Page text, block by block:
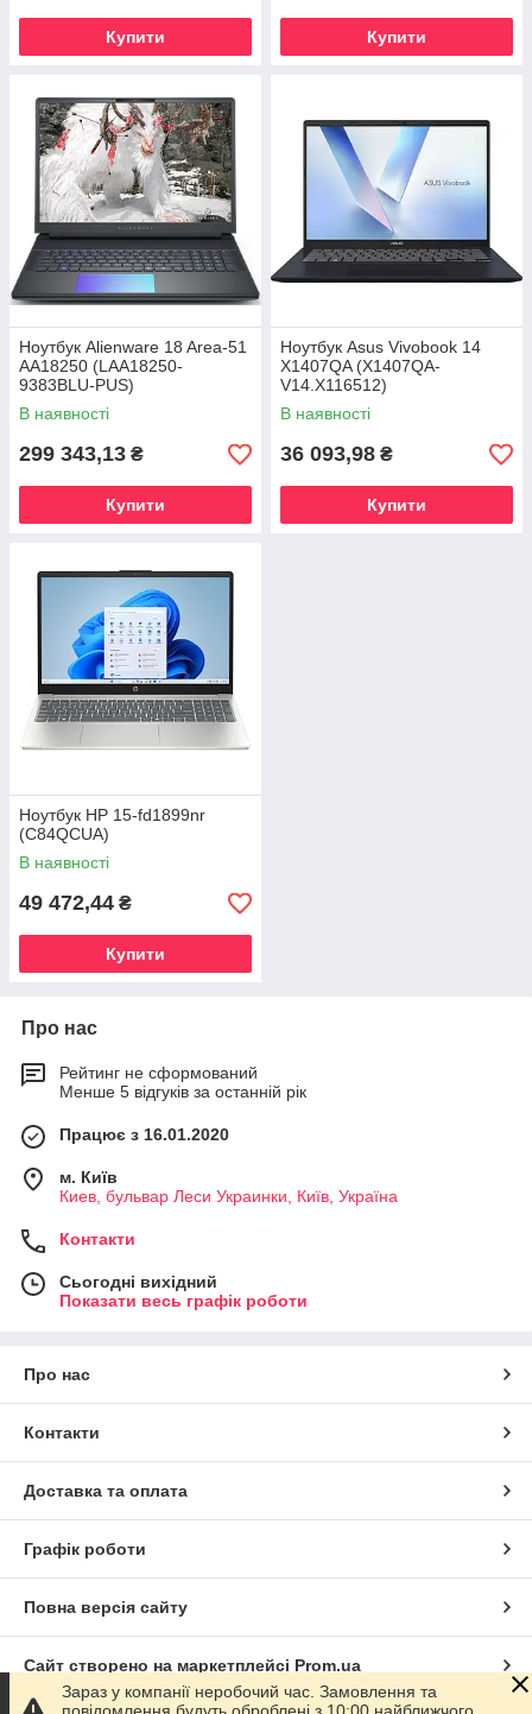
Купити Купити
Ноутбук Alienware 18 Area-51
AA18250 (LAA18250-
9383BLU-PUS)
В наявності
299 343,13 ₴
Купити
Ноутбук Asus Vivobook 14
X1407QA (X1407QA-
V14.X116512)
В наявності
36 093,98 ₴
Купити
Ноутбук HP 15-fd1899nr
(C84QCUA)
В наявності
49 472,44 ₴
Купити
Про нас
Рейтинг не сформований
Менше 5 відгуків за останній рік
Працює з 16.01.2020
м. Київ
Киев, бульвар Леси Украинки, Київ, Україна
Контакти
Сьогодні вихідний
Показати весь графік роботи
Про нас
Контакти
Доставка та оплата
Графік роботи
Повна версія сайту
Сайт створено на маркетплейсі Prom.ua
Зараз у компанії неробочий час. Замовлення та